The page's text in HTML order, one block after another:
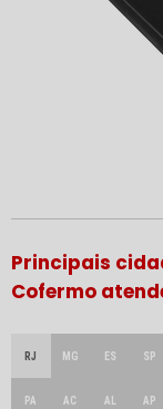
Principais
Cofermo
RJ MG ES SP
PA AC AL AP